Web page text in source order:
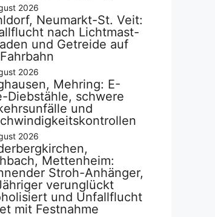
2026
Neumarkt-St. Veit:
nach Lichtmast-
und Getreide auf
2026
Mehring: E-
Diebstähle, schwere
und
2026
Mettenheim:
Stroh-Anhänger,
verunglückt
und Unfallflucht
mit Festnahme